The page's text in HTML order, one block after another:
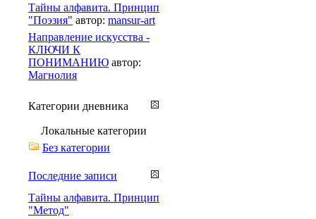
Тайны алфавита. Принцип
"Поэзия" автор: mansur-art
Направление искусства -
КЛЮЧИ К
ПОНИМАНИЮ автор:
Магнолия
Категории дневника
Локальные категории
Без категории
Последние записи
Тайны алфавита. Принцип
"Метод"